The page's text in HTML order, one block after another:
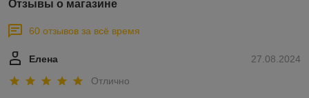
Отзывы о магазине
60 отзывов за всё время
27.08.2024
Елена
Отлично